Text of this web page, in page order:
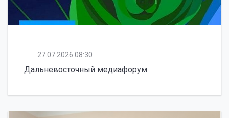
27.07.2026 08:30
Дальневосточный медиафорум